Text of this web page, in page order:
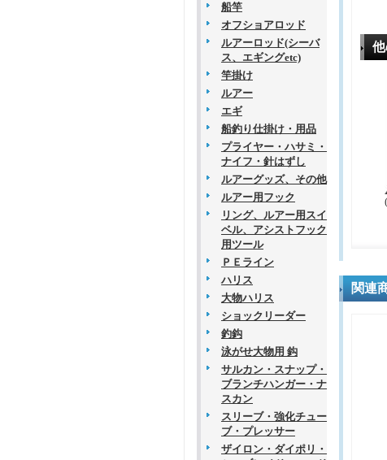
船竿
オフショアロッド
ルアーロッド(シーバ
ス、エギングetc)
竿掛け
ルアー
エギ
船釣り仕掛け・用品
プライヤー・ハサミ・
ナイフ・針はずし
ルアーグッズ、その他
ルアー用フック
リング、ルアー用スイ
ベル、アシストフック
用ツール
ＰＥライン
ハリス
大物ハリス
ショックリーダー
釣鈎
泳がせ大物用 鈎
サルカン・スナップ・
ブランチハンガー・ナ
スカン
スリーブ・強化チュー
ブ・プレッサー
ザイロン・ダイポリ・
関連